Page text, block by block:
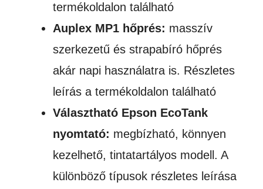
termékoldalon található
Auplex MP1 hőprés: masszív
szerkezetű és strapabíró hőprés
akár napi használatra is. Részletes
leírás a termékoldalon található
Választható Epson EcoTank
nyomtató: megbízható, könnyen
kezelhető, tintatartályos modell. A
különböző típusok részletes leírása